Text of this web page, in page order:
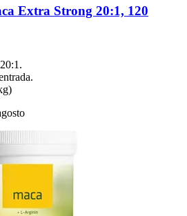
Extra Strong 20:1, 120